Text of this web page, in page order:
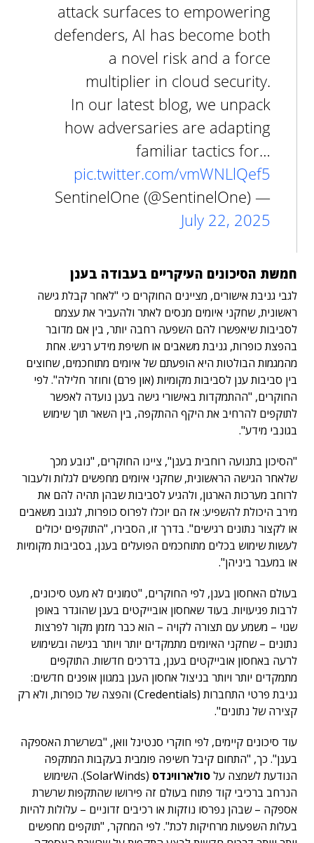
attack surfaces to empowering
defenders, AI has become both
a novel risk and a force
multiplier in cloud security.
In our latest blog, we unpack
how adversaries are adapting
familiar tactics for…
pic.twitter.com/vmWNLlQef5
— SentinelOne (@SentinelOne)
July 22, 2025
חמשת הסיכונים העיקריים בעבודה בענן
לגבי גניבת אישורים, מציינים החוקרים כי "לאחר קבלת גישה
ראשונית, שחקני איומים מנסים לאתר ולהעביר את עצמם
לסביבות שיאפשרו להם השפעה רחבה יותר, בין אם מדובר
בהפצת כופרות, גניבת משאבים או חשיפת מידע רגיש. אחת
מהמגמות הבולטות היא הופעתם של איומים מתוחכמים, שחוצים
בין סביבות ענן לסביבות מקומיות (און פרם) וחוזר חלילה". לפי
החוקרים, "ההתמקדות באישורי גישה בענן נועדה לאפשר
לתוקפים להרחיב את היקף ההתקפה, בין השאר תוך שימוש
בגונבי מידע".
"הסיכון בתנועה רוחבית בענן", ציינו החוקרים, "נובע מכך
שלאחר הגישה הראשונית, שחקני איומים מחפשים לגלות ולעבור
לרוחב מערכות הארגון, ולהגיע לסביבות שבהן תהיה להם את
מירב היכולת להשפיע: אז הם יוכלו לפרוס כופרות, לגנוב משאבים
או לקצור נתונים רגישים". בדרך זו, הסבירו, "התוקפים יכולים
לעשות שימוש בכלים מתוחכמים הפועלים בענן, בסביבות מקומיות
או במעבר ביניהן".
בעולם האחסון בענן, לפי החוקרים, "טמונים לא מעט סיכונים,
לרבות פגיעויות. בעוד שאחסון אובייקטים בענן שהוגדר באופן
שגוי – משמע עם תצורה לקויה – הוא כבר מזמן מקור לפרצות
נתונים – שחקני האיומים מתמקדים יותר ויותר בגישה ובשימוש
לרעה באחסון אובייקטים בענן, בדרכים חדשות. התוקפים
מתמקדים יותר ויותר בניצול אחסון הענן במגוון אופנים חדשים:
גניבת פרטי התחברות (Credentials) והפצה של כופרות, ולא רק
קצירה של נתונים".
עוד סיכונים קיימים, לפי חוקרי סנטינל וואן, "בשרשרת האספקה
בענן". כך, "התחום קיבל חשיפה פומבית בעקבות המתקפה
הנודעת לשמצה עלסולארווינדס
(SolarWinds). השימוש
הנרחב ברכיבי קוד פתוח בעולם זה פירושו שהתקפות שרשרת
אספקה – שבהן נפרסו נוזקות או רכיבים זדוניים – עלולות להיות
בעלות השפעות מרחיקות לכת". לפי המחקר, "תוקפים מחפשים